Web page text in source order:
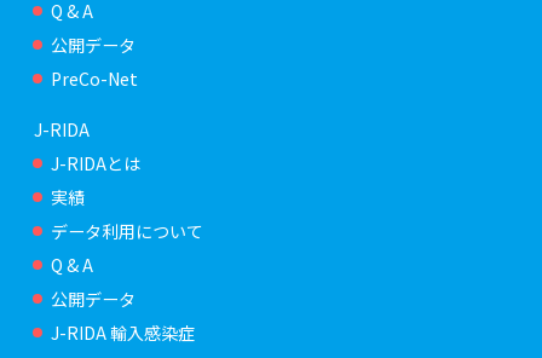
Q & A
公開データ
PreCo-Net
J-RIDA
J-RIDAとは
実績
データ利用について
Q & A
公開データ
J-RIDA 輸入感染症